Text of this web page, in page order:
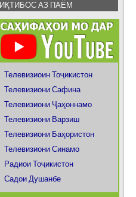
ИҚТИБОС АЗ ПАЁМ
Телевизиоин Тоҷикистон
Телевизиони Сафина
Телевизиони Ҷаҳоннамо
Телевизиони Варзиш
Телевизиони Баҳористон
Телевизиони Синамо
Радиои Тоҷикистон
Садои Душанбе